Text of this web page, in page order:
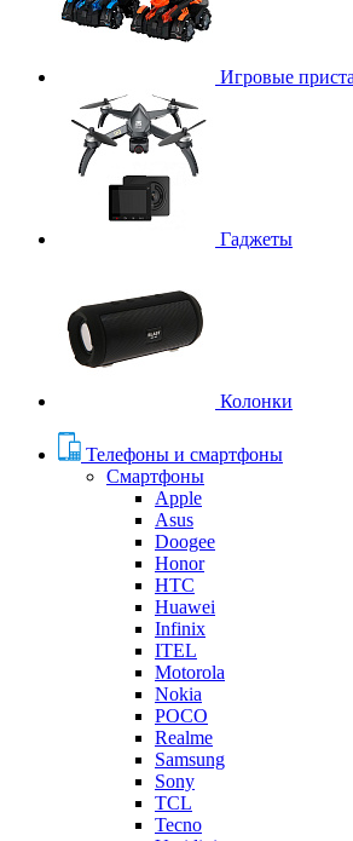
Игровые
Гаджеты
Колонки
Телефоны и смартфоны
Смартфоны
Apple
Asus
Doogee
Honor
HTC
Huawei
Infinix
ITEL
Motorola
Nokia
POCO
Realme
Samsung
Sony
TCL
Tecno